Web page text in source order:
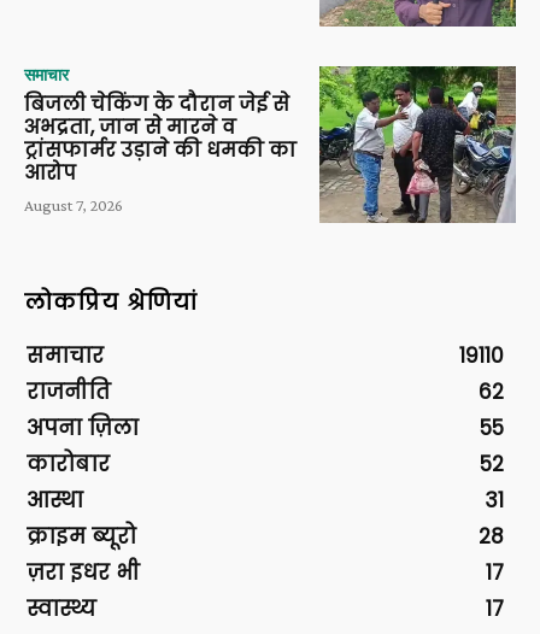
समाचार
बिजली चेकिंग के दौरान जेई से
अभद्रता, जान से मारने व
ट्रांसफार्मर उड़ाने की धमकी का
आरोप
August 7, 2026
लोकप्रिय श्रेणियां
समाचार
19110
राजनीति
62
अपना ज़िला
55
कारोबार
52
आस्था
31
क्राइम ब्यूरो
28
ज़रा इधर भी
17
स्वास्थ्य
17